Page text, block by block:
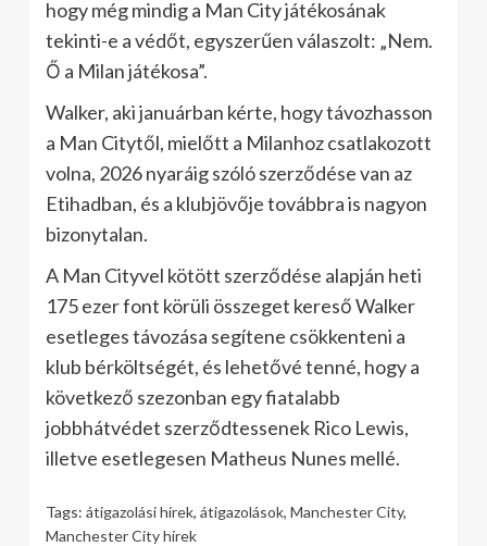
hogy még mindig a Man City játékosának
tekinti-e a védőt, egyszerűen válaszolt: „Nem.
Ő a Milan játékosa”.
Walker, aki januárban kérte, hogy távozhasson
a Man Citytől, mielőtt a Milanhoz csatlakozott
volna, 2026 nyaráig szóló szerződése van az
Etihadban, és a klubjövője továbbra is nagyon
bizonytalan.
A Man Cityvel kötött szerződése alapján heti
175 ezer font körüli összeget kereső Walker
esetleges távozása segítene csökkenteni a
klub bérköltségét, és lehetővé tenné, hogy a
következő szezonban egy fiatalabb
jobbhátvédet szerződtessenek Rico Lewis,
illetve esetlegesen Matheus Nunes mellé.
Tags: átigazolási hírek, átigazolások, Manchester City,
Manchester City hírek